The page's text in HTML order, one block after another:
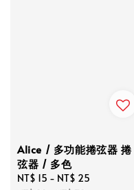
Alice / 多功能捲弦器 捲
弦器 / 多色
Sale
NT$ 15 - NT$ 25